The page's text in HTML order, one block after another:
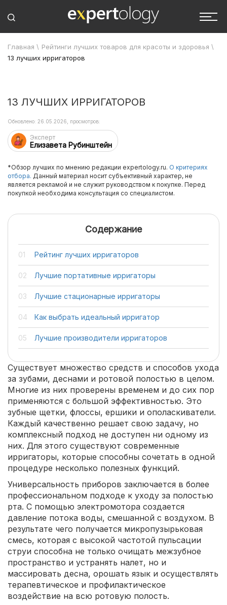
Главная \ Рейтинги лучших товаров для красоты и здоровья \
13 лучших ирригаторов
13 ЛУЧШИХ ИРРИГАТОРОВ
Эксперт
Елизавета Рубинштейн
Обновлено: 26.05.2026, просмотров:
*Обзор лучших по мнению редакции expertology.ru. О критериях
отбора. Данный материал носит субъективный характер, не
является рекламой и не служит руководством к покупке. Перед
покупкой необходима консультация со специалистом.
Содержание
Рейтинг лучших ирригаторов
Лучшие портативные ирригаторы
Лучшие стационарные ирригаторы
Как выбрать идеальный ирригатор
Лучшие производители ирригаторов
Существует множество средств и способов ухода
за зубами, деснами и ротовой полостью в целом.
Многие из них проверены временем и до сих пор
применяются с большой эффективностью. Это
зубные щетки, флоссы, ершики и ополаскиватели.
Каждый качественно решает свою задачу, но
комплексный подход не доступен ни одному из
них. Для этого существуют современные
ирригаторы, которые способны сочетать в одной
процедуре несколько полезных функций.
Универсальность приборов заключается в более
профессиональном подходе к уходу за полостью
рта. С помощью электромотора создается
давление потока воды, смешанной с воздухом. В
результате чего получается микропузырьковая
смесь, которая с высокой частотой пульсации
струи способна не только очищать межзубное
пространство и устранять налет, но и
массировать десна, орошать язык и осуществлять
терапевтическое и профилактическое
воздействие на всю ротовую полость.